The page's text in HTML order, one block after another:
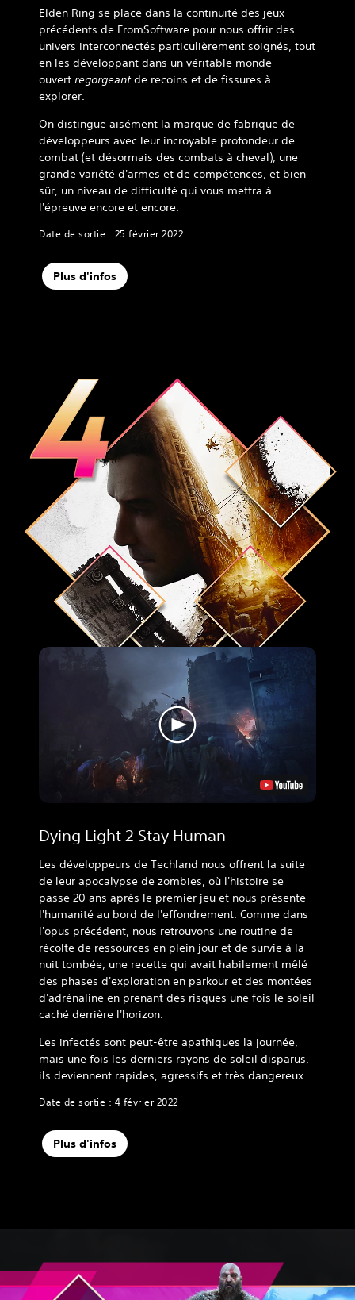
Elden Ring se place dans la continuité des jeux
précédents de FromSoftware pour nous offrir des
univers interconnectés particulièrement soignés, tout
en les développant dans un véritable monde
ouvert regorgeantde recoins et de fissures à
explorer.
On distingue aisément la marque de fabrique de
développeurs avec leur incroyable profondeur de
combat (et désormais des combats à cheval), une
grande variété d'armes et de compétences, et bien
sûr, un niveau de difficulté qui vous mettra à
l'épreuve encore et encore.
Date de sortie : 25 février 2022
Plus d'infos
Dying Light 2 Stay Human
Les développeurs de Techland nous offrent la suite
de leur apocalypse de zombies, où l'histoire se
passe 20 ans après le premier jeu et nous présente
l'humanité au bord de l'effondrement. Comme dans
l'opus précédent, nous retrouvons une routine de
récolte de ressources en plein jour et de survie à la
nuit tombée, une recette qui avait habilement mêlé
des phases d'exploration en parkour et des montées
d'adrénaline en prenant des risques une fois le soleil
caché derrière l'horizon.
Les infectés sont peut-être apathiques la journée,
mais une fois les derniers rayons de soleil disparus,
ils deviennent rapides, agressifs et très dangereux.
Date de sortie : 4 février 2022
Plus d'infos